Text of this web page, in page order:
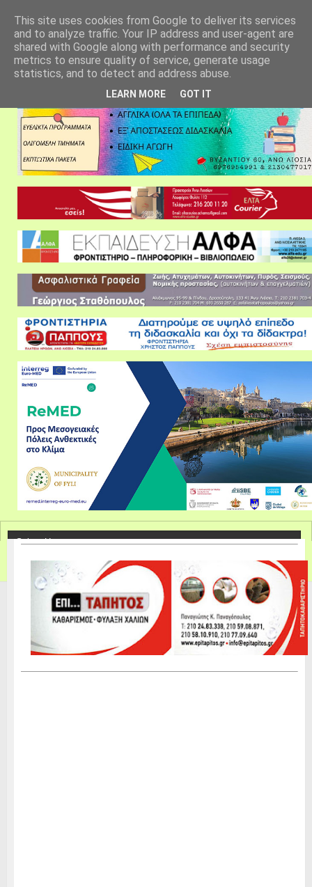
This site uses cookies from Google to deliver its services
and to analyze traffic. Your IP address and user-agent are
shared with Google along with performance and security
metrics to ensure quality of service, generate usage
statistics, and to detect and address abuse.
LEARN MORE GOT IT